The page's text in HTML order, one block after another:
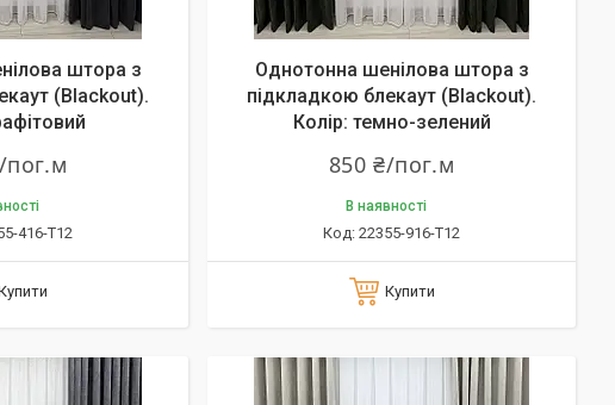
штора з
(Blackout).
пог.м
416-T12
Однотонна шенілова штора з
підкладкою блекаут (Blackout).
Колір: темно-зелений
850 ₴/пог.м
В наявності
22355-916-T12
Купити